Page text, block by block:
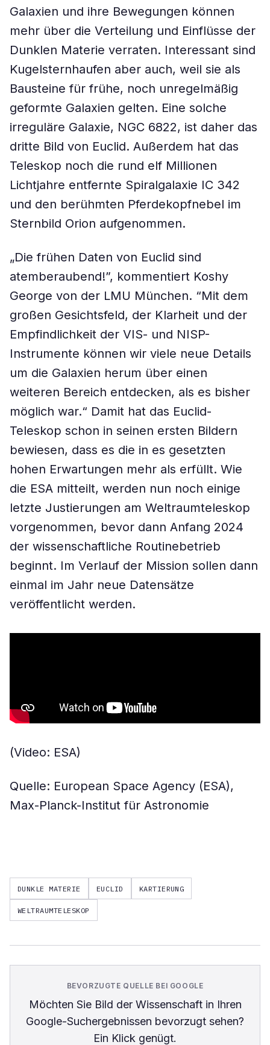
Galaxien und ihre Bewegungen können
mehr über die Verteilung und Einflüsse der
Dunklen Materie verraten. Interessant sind
Kugelsternhaufen aber auch, weil sie als
Bausteine für frühe, noch unregelmäßig
geformte Galaxien gelten. Eine solche
irreguläre Galaxie, NGC 6822, ist daher das
dritte Bild von Euclid. Außerdem hat das
Teleskop noch die rund elf Millionen
Lichtjahre entfernte Spiralgalaxie IC 342
und den berühmten Pferdekopfnebel im
Sternbild Orion aufgenommen.
„Die frühen Daten von Euclid sind
atemberaubend!”, kommentiert Koshy
George von der LMU München. “Mit dem
großen Gesichtsfeld, der Klarheit und der
Empfindlichkeit der VIS- und NISP-
Instrumente können wir viele neue Details
um die Galaxien herum über einen
weiteren Bereich entdecken, als es bisher
möglich war.“ Damit hat das Euclid-
Teleskop schon in seinen ersten Bildern
bewiesen, dass es die in es gesetzten
hohen Erwartungen mehr als erfüllt. Wie
die ESA mitteilt, werden nun noch einige
letzte Justierungen am Weltraumteleskop
vorgenommen, bevor dann Anfang 2024
der wissenschaftliche Routinebetrieb
beginnt. Im Verlauf der Mission sollen dann
einmal im Jahr neue Datensätze
veröffentlicht werden.
(Video: ESA)
Quelle: European Space Agency (ESA),
Max-Planck-Institut für Astronomie
DUNKLE MATERIE EUCLID KARTIERUNG
WELTRAUMTELESKOP
BEVORZUGTE QUELLE BEI GOOGLE
Möchten Sie Bild der Wissenschaftin Ihren
Google-Suchergebnissen bevorzugt sehen?
Ein Klick genügt.